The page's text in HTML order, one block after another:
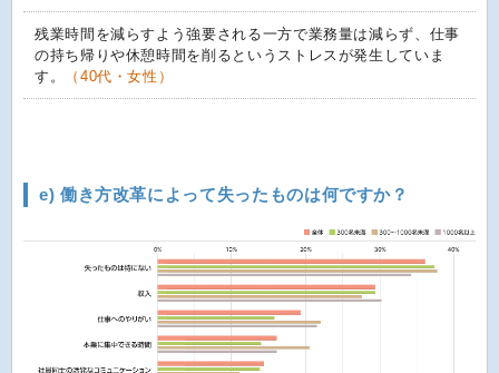
残業時間を減らすよう強要される一方で業務量は減らず、仕事
の持ち帰りや休憩時間を削るというストレスが発生していま
す。
（40代・女性）
e) 働き方改革によって失ったものは何ですか？